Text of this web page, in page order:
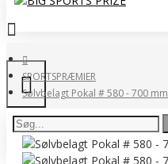
SPORTSPRÆMIER
Sølvbelagt Pokal # 580 - 700 mm